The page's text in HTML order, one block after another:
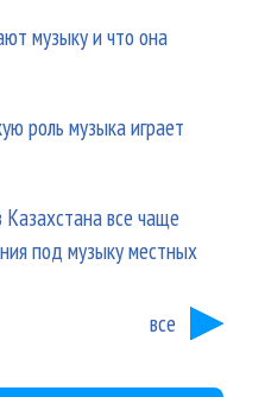
музыку и что она
роль музыка играет
все чаще
под музыку местных
все